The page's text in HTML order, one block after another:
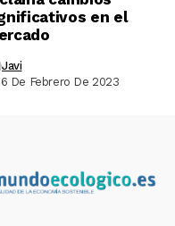
en el
Javi
6 De Febrero De 2023